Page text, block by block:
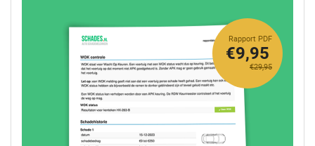
Rapport PDF
€29,95
€9,95